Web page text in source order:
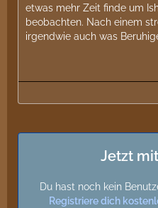
etwas mehr Zeit finde um
beobachten. Nach einem
irgendwie auch was
Jetzt
Du hast noch kein
Registriere dich